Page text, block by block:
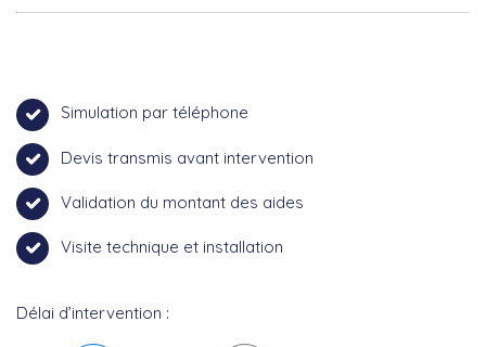
Simulation par téléphone
Devis transmis avant intervention
Validation du montant des aides
Visite technique et installation
Délai d’intervention :